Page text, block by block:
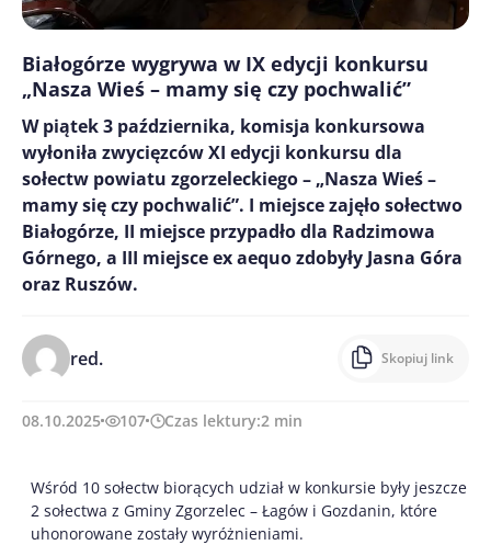
Białogórze wygrywa w IX edycji konkursu
„Nasza Wieś – mamy się czy pochwalić”
W piątek 3 października, komisja konkursowa
wyłoniła zwycięzców XI edycji konkursu dla
sołectw powiatu zgorzeleckiego – „Nasza Wieś –
mamy się czy pochwalić”. I miejsce zajęło sołectwo
Białogórze, II miejsce przypadło dla Radzimowa
Górnego, a III miejsce ex aequo zdobyły Jasna Góra
oraz Ruszów.
red. Skopiuj link
08.10.2025 107 Czas lektury:2 min
Wśród 10 sołectw biorących udział w konkursie były jeszcze
2 sołectwa z Gminy Zgorzelec – Łagów i Gozdanin, które
uhonorowane zostały wyróżnieniami.